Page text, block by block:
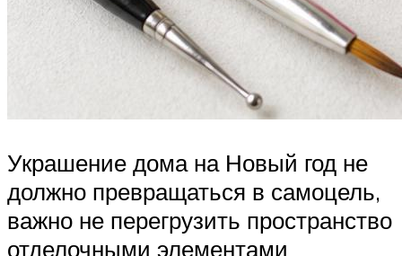
Украшение дома на Новый год не
должно превращаться в самоцель,
важно не перегрузить пространство
отделочными элементами